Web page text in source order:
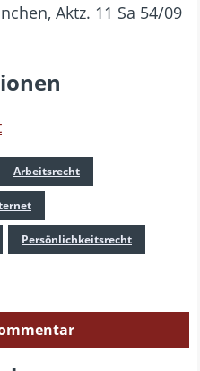
Aktz. 11 Sa 54/09
Arbeitsrecht
Persönlichkeitsrecht